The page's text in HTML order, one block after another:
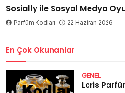
Sosially ile Sosyal Medya
Parfüm Kodları 22 Haziran 2026
En Çok Okunanlar
GENEL
Loris